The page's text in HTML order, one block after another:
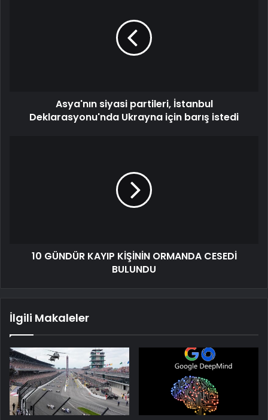
Asya'nın siyasi partileri, İstanbul
Deklarasyonu'nda Ukrayna için barış istedi
10 GÜNDÜR KAYIP KİŞİNİN ORMANDA CESEDİ
BULUNDU
İlgili Makaleler